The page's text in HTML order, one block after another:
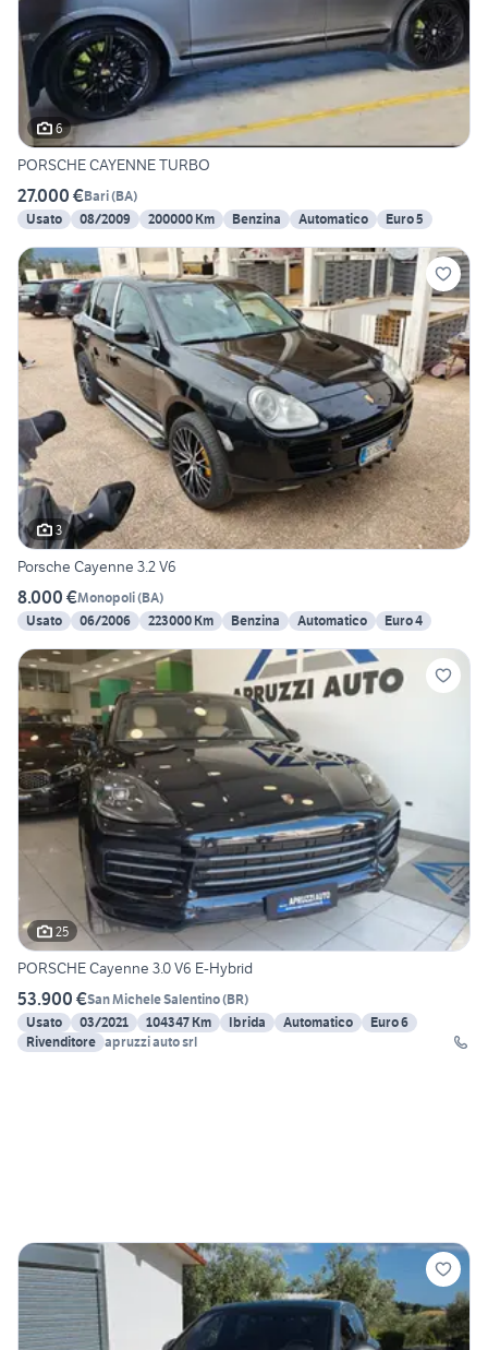
6
PORSCHE CAYENNE TURBO
27.000 €Bari(BA)
Usato
08/2009 200000 Km Benzina Automatico Euro 5
3
Porsche Cayenne 3.2 V6
8.000 €Monopoli(BA)
Usato
06/2006 223000 Km Benzina Automatico Euro 4
25
PORSCHE Cayenne 3.0 V6 E-Hybrid
53.900 €San Michele Salentino(BR)
Usato
03/2021 104347 Km Ibrida Automatico
Euro 6
Rivenditore apruzzi auto srl